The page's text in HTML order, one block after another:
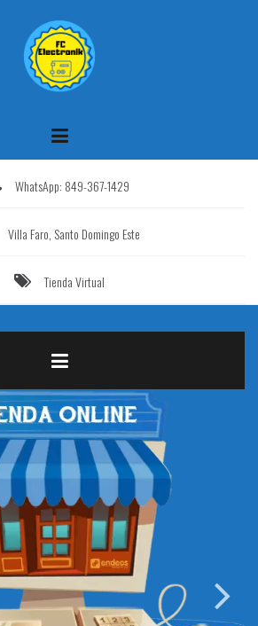
WhatsApp: 849-367-1429
Villa Faro, Santo Domingo Este
Tienda Virtual